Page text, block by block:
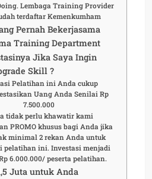
Lembaga Training Provider
terdaftar Kemenkumham
Pernah Bekerjasama
Training Department
Jika Saya Ingin
Skill ?
Pelatihan ini Anda cukup
Uang Anda Senilai Rp
7.500.000
tidak perlu khawatir kami
PROMO khusus bagi Anda jika
minimal 2 rekan Anda untuk
pelatihan ini. Investasi menjadi
6.000.000/ peserta pelatihan.
Juta untuk Anda